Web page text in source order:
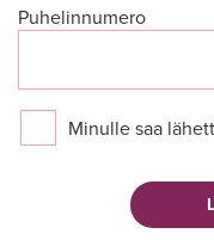
Puhelinnumero
Minulle saa